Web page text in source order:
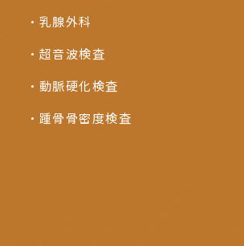
乳腺外科
超音波検査
動脈硬化検査
踵骨骨密度検査